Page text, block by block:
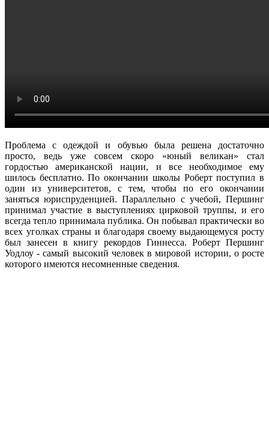
Проблема с одеждой и обувью была решена достаточно
просто, ведь уже совсем скоро «юный великан» стал
гордостью американской нации, и все необходимое ему
шилось бесплатно. По окончании школы Роберт поступил в
один из университетов, с тем, чтобы по его окончании
заняться юриспруденцией. Параллельно с учебой, Першинг
принимал участие в выступлениях цирковой труппы, и его
всегда тепло принимала публика. Он побывал практически во
всех уголках страны и благодаря своему выдающемуся росту
был занесен в книгу рекордов Гиннесса. Роберт Першинг
Уодлоу - самый высокий человек в мировой истории, о росте
которого имеются несомненные сведения.